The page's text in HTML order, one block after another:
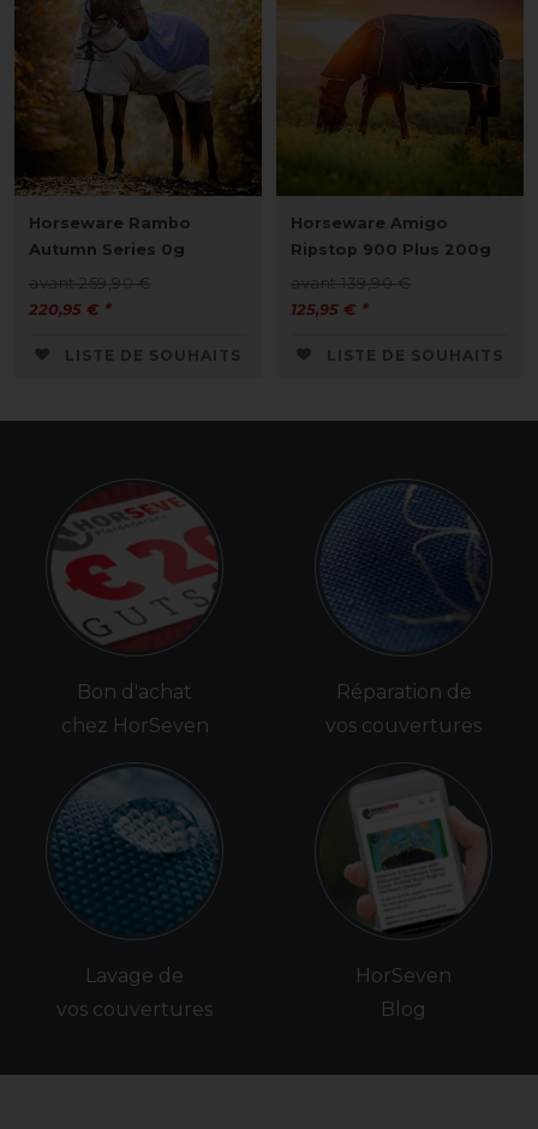
Horseware Rambo
Autumn Series 0g
avant 259,90 €
220,95 € *
LISTE DE SOUHAITS
Horseware Amigo
Ripstop 900 Plus 200g
avant 139,90 €
125,95 € *
LISTE DE SOUHAITS
Bon d'achat
chez HorSeven
Lavage de
vos couvertures
Réparation de
vos couvertures
HorSeven
Blog